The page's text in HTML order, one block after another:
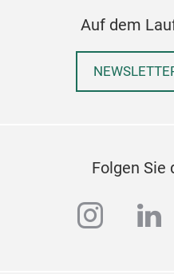
Auf dem
Folgen Sie